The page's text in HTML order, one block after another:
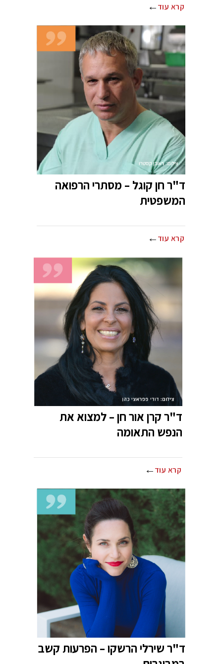
קרא עוד
ד"ר חן קוגל – מסתרי הרפואה
המשפטית
קרא עוד
ד"ר קרן אור חן – למצוא את
הנפש התאומה
קרא עוד
ד"ר שירלי הרשקו – הפרעות קשב